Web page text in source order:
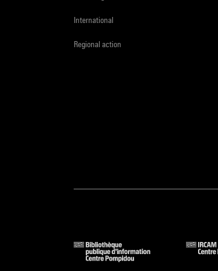
International
Regional action